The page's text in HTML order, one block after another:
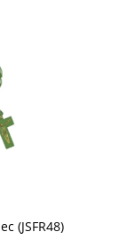
(JSFR48)